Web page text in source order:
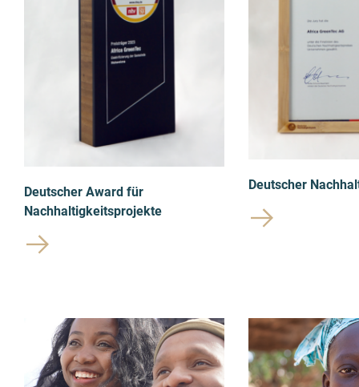
Deutscher Award für
Nachhaltigkeitsprojekte
Deutscher